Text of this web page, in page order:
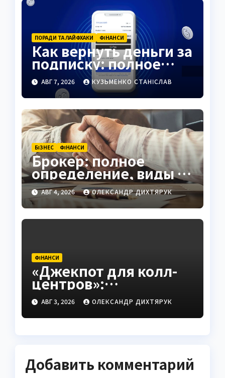
ПОРАДИ ТА ЛАЙФХАКИ ФІНАНСИ
Как вернуть деньги за
подписку: полное
руководство 2026
АВГ 7, 2026 КУЗЬМЕНКО СТАНІСЛАВ
БІЗНЕС ФІНАНСИ
Брокер: полное
определение, виды и
как выбрать
надёжного
посредника
АВГ 4, 2026 ОЛЕКСАНДР ДИХТЯРУК
ФІНАНСИ
«Джекпот для колл-
центров»:
Смелянский о новых
правилах НБУ
АВГ 3, 2026 ОЛЕКСАНДР ДИХТЯРУК
Добавить комментарий